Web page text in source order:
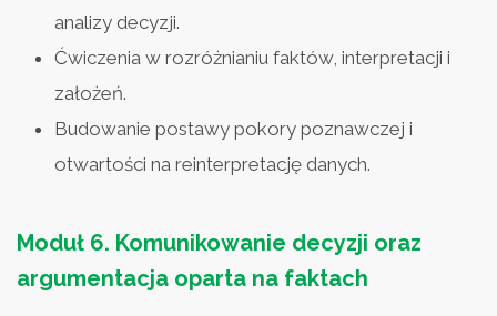
analizy decyzji.
Ćwiczenia w rozróżnianiu faktów, interpretacji i
założeń.
Budowanie postawy pokory poznawczej i
otwartości na reinterpretację danych.
Moduł 6. Komunikowanie decyzji oraz
argumentacja oparta na faktach